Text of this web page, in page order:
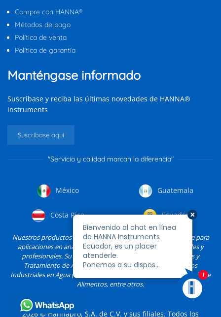
Compre con HANNA®
Métodos de pago
Política de venta
Política de garantía
Manténgase informado
Suscríbase y reciba las últimas novedades de HANNA®
instruments
Suscríbase aquí
"Servicio y calidad marcan la diferencia"
México Guatemala
Costa Rica Ecuador
Nuestros productos HANNA están destinados exclusivamente para
aplicaciones en análisis fisicoquímicos en sectores industriales y
profesionales. Su uso es exclusivo en: Laboratorios, Análisis y
Tratamiento de Agua, Agricultura, Piscinas y Spa’s, Procesos
Industriales en Agua (torres de enfriamiento, calderas) e Industria de
Alimentos, entre otros.
2026© Hannapro, S.A. de C.V. y sus filiales. Todos los